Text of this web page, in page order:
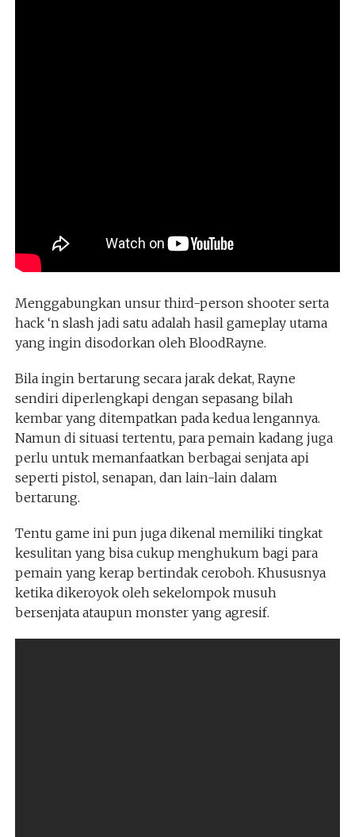
Menggabungkan unsur third-person shooter serta
hack ‘n slash jadi satu adalah hasil gameplay utama
yang ingin disodorkan oleh BloodRayne.
Bila ingin bertarung secara jarak dekat, Rayne
sendiri diperlengkapi dengan sepasang bilah
kembar yang ditempatkan pada kedua lengannya.
Namun di situasi tertentu, para pemain kadang juga
perlu untuk memanfaatkan berbagai senjata api
seperti pistol, senapan, dan lain-lain dalam
bertarung.
Tentu game ini pun juga dikenal memiliki tingkat
kesulitan yang bisa cukup menghukum bagi para
pemain yang kerap bertindak ceroboh. Khususnya
ketika dikeroyok oleh sekelompok musuh
bersenjata ataupun monster yang agresif.